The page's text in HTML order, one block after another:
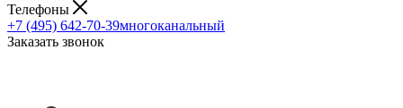
Телефоны
+7 (495) 642-70-39многоканальный
Заказать звонок